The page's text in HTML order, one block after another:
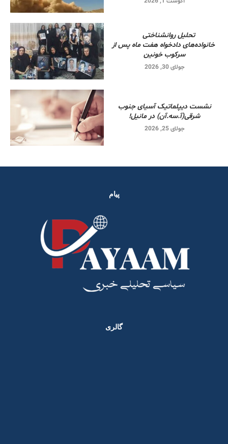
تحلیل روانشناختی
خانواده‌های دادخواه هفت ماه پس از
سرکوب خونین
جولای 30, 2026
نشست دیپلماتیک آسیای جنوب
شرقی‌(آ.سه.آن) در مانیل!
جولای 25, 2026
پیام
گالری